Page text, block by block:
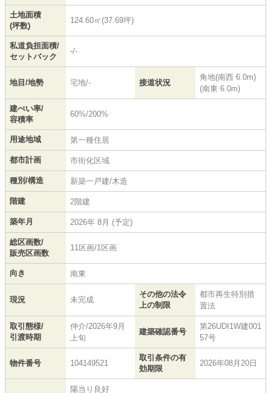
土地面積
(坪数)
124.60㎡(37.69坪)
私道負担面積/
セットバック
-/-
地目/地勢 宅地/- 接道状況
角地(南西 6.0m)
(南東 6.0m)
建ぺい率/
容積率
60%/200%
用途地域 第一種住居
都市計画 市街化区域
種別/構造 新築一戸建/木造
階建 2階建
築年月 2026年 8月 (予定)
総区画数/
販売区画数
11区画/1区画
向き 南東
現況 未完成
その他の法令
上の制限
都市再生特別措
置法
取引態様/
引渡時期
仲介/2026年9月
上旬
建築確認番号
第26UDI1W建001
57号
物件番号 104149521
取引条件の有
効期限
2026年08月20日
陽当り良好